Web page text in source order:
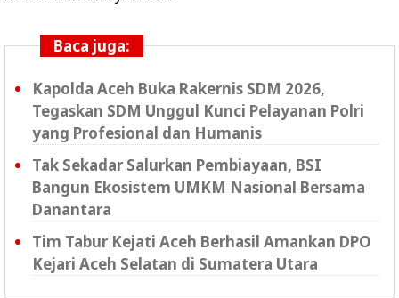
Baca juga:
Kapolda Aceh Buka Rakernis SDM 2026,
Tegaskan SDM Unggul Kunci Pelayanan Polri
yang Profesional dan Humanis
Tak Sekadar Salurkan Pembiayaan, BSI
Bangun Ekosistem UMKM Nasional Bersama
Danantara
Tim Tabur Kejati Aceh Berhasil Amankan DPO
Kejari Aceh Selatan di Sumatera Utara